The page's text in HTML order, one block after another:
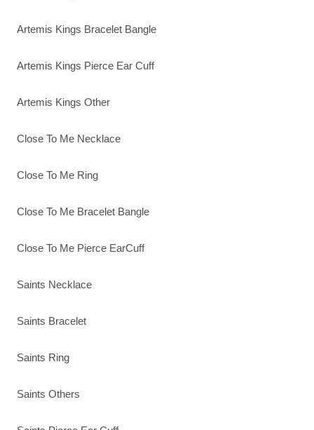
Artemis Kings Bracelet Bangle
Artemis Kings Pierce Ear Cuff
Artemis Kings Other
Close To Me Necklace
Close To Me Ring
Close To Me Bracelet Bangle
Close To Me Pierce EarCuff
Saints Necklace
Saints Bracelet
Saints Ring
Saints Others